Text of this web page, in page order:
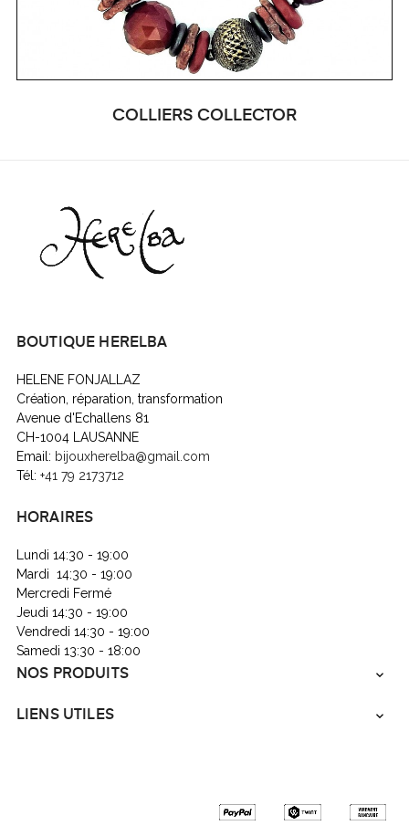
COLLIERS COLLECTOR
BOUTIQUE HERELBA
HELENE FONJALLAZ
Création, réparation, transformation
Avenue d'Echallens 81
CH-1004 LAUSANNE
Email: bijouxherelba@gmail.com
Tél: +41 79 2173712
HORAIRES
Lundi 14:30 - 19:00
Mardi 14:30 - 19:00
Mercredi Fermé
Jeudi 14:30 - 19:00
Vendredi 14:30 - 19:00
Samedi 13:30 - 18:00
NOS PRODUITS

LIENS UTILES 